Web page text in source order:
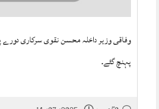
وفاقی وزیر داخلہ محسن نقوی سرکاری دورے
پہنچ گئے۔